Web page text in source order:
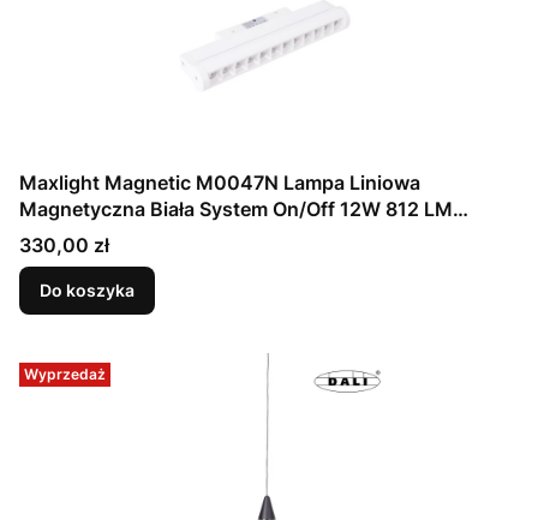
Maxlight Magnetic M0047N Lampa Liniowa
Magnetyczna Biała System On/Off 12W 812 LM
3000K
Cena
330,00 zł
Do koszyka
Wyprzedaż